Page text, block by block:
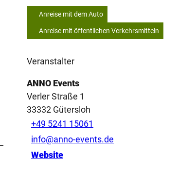
Anreise mit dem Auto
Anreise mit öffentlichen Verkehrsmitteln
Veranstalter
ANNO Events
Verler Straße 1
33332 Gütersloh
+49 5241 15061
info@anno-events.de
Website